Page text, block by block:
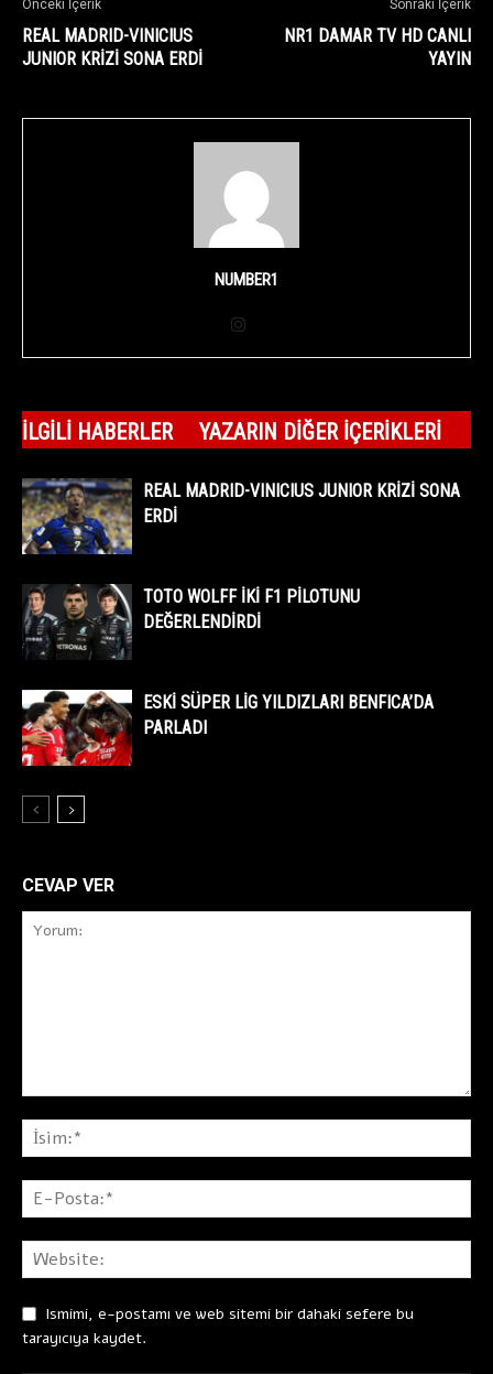
Önceki İçerik
REAL MADRID-VINICIUS
JUNIOR KRİZİ SONA ERDİ
Sonraki İçerik
NR1 DAMAR TV HD CANLI
YAYIN
NUMBER1
İLGILI HABERLER YAZARIN DIĞER İÇERIKLERI
REAL MADRID-VINICIUS JUNIOR KRİZİ SONA
ERDİ
TOTO WOLFF İKİ F1 PİLOTUNU
DEĞERLENDİRDİ
ESKİ SÜPER LİG YILDIZLARI BENFICA’DA
PARLADI
CEVAP VER
Ismimi, e-postamı ve web sitemi bir dahaki sefere bu
tarayıcıya kaydet.